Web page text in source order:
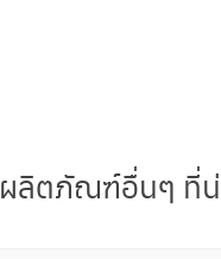
ผลิตภัณฑ์อื่นๆ ที่น่